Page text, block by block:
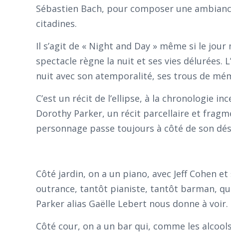
Sébastien Bach, pour composer une
citadines.
Il s’agit de « Night and Day » même si le
spectacle règne la nuit et ses vies délurées.
nuit avec son atemporalité, ses trous de
C’est un récit de l’ellipse, à la chronologie
Dorothy Parker, un récit parcellaire et
personnage passe toujours à côté de son
Côté jardin, on a un piano, avec Jeff Cohen
outrance, tantôt pianiste, tantôt barman,
Parker alias Gaëlle Lebert nous donne à voir.
Côté cour, on a un bar qui, comme les